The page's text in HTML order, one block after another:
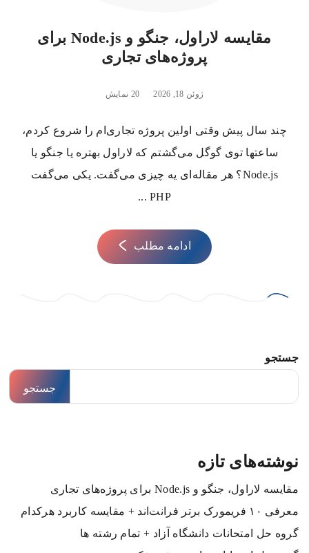
مقایسه لاراول، جنگو و Node.js برای
پروژه‌های تجاری
ژوئن 18, 2026 20 نمایش
چند سال پیش وقتی اولین پروژه تجاری‌ام را شروع کردم،
ساعتها توی گوگل می‌گشتم که لاراول بهتره یا جنگو یا
Node.js؟ هر مقاله‌ای یه چیزی می‌گفت. یکی می‌گفت
PHP ...
ادامه مطلب
جستجو
جستجو
نوشته‌های تازه
مقایسه لاراول، جنگو و Node.js برای پروژه‌های تجاری
معرفی ۱۰ فریمورک برتر فرانت‌اند + مقایسه کاربرد هرکدام
گروه حل امتحانات دانشگاه آزاد + تمام رشته ها